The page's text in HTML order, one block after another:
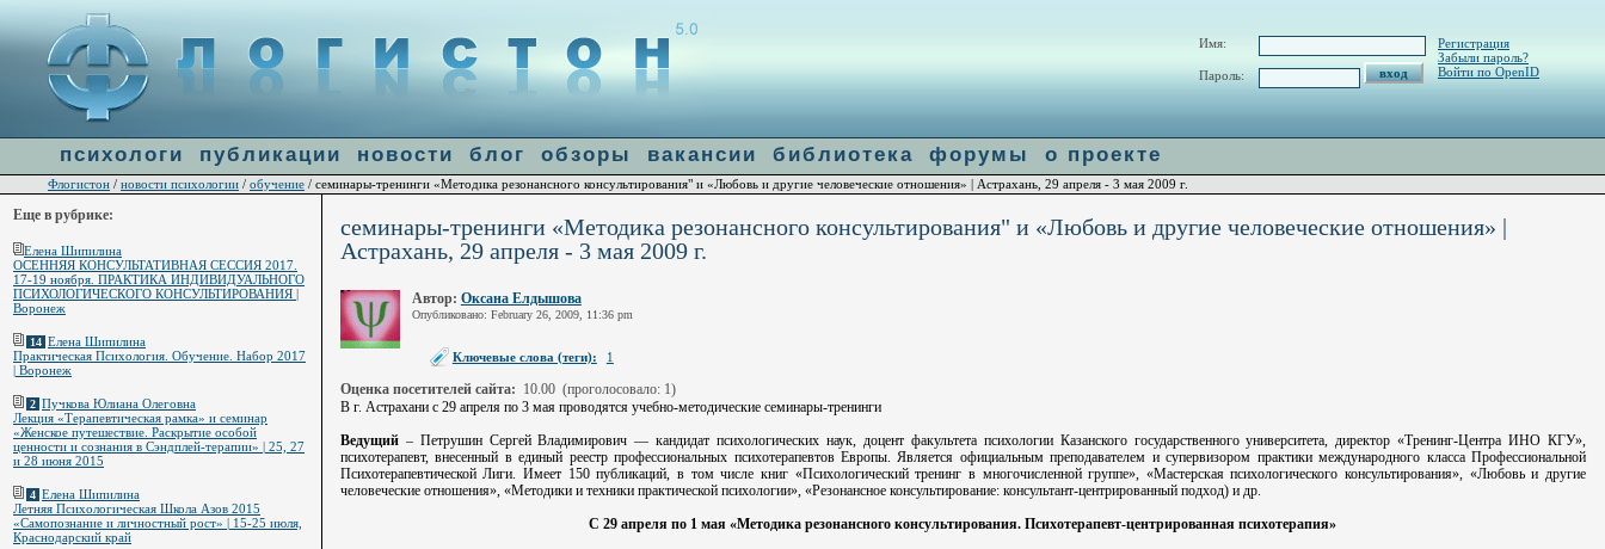
: file_get_contents(http://ulogin.ru/token.php?token=&host=flogiston.ru) [ ]: failed to open stream: Connection refused in
семинары-тренинги «Методика резонансного консультирования" и «Любовь и другие человеческие отношения» |
Астрахань, 29 апреля - 3 мая 2009 г.
Автор: Оксана Елдышова
Опубликовано: February 26, 2009, 11:36 pm
Ключевые слова (теги): 1
Оценка посетителей сайта: 10.00 (проголосовало: 1)
В г. Астрахани с 29 апреля по 3 мая проводятся учебно-методические семинары-тренинги
Ведущий – Петрушин Сергей Владимирович — кандидат психологических наук, доцент факультета психологии Казанского государственного университета, директор «Тренинг-Центра ИНО КГУ»,
психотерапевт, внесенный в единый реестр профессиональных психотерапевтов Европы. Является официальным преподавателем и супервизором практики международного класса Профессиональной
Психотерапевтической Лиги. Имеет 150 публикаций, в том числе книг «Психологический тренинг в многочисленной группе», «Мастерская психологического консультирования», «Любовь и другие
человеческие отношения», «Методики и техники практической психологии», «Резонансное консультирование: консультант-центрированный подход) и др.
С 29 апреля по 1 мая «Методика резонансного консультирования. Психотерапевт-центрированная психотерапия»
Имя:
Пароль:
Регистрация
Забыли пароль?
Войти по OpenID
психологи публикации новости блог обзоры вакансии библиотека форумы о проекте
Флогистон / новости психологии / обучение / семинары-тренинги «Методика резонансного консультирования" и «Любовь и другие человеческие отношения» | Астрахань, 29 апреля - 3 мая 2009 г.
Еще в рубрике:
Елена Шипилина
ОСЕННЯЯ КОНСУЛЬТАТИВНАЯ СЕССИЯ 2017.
17-19 ноября. ПРАКТИКА ИНДИВИДУАЛЬНОГО
ПСИХОЛОГИЧЕСКОГО КОНСУЛЬТИРОВАНИЯ |
Воронеж
14 Елена Шипилина
Практическая Психология. Обучение. Набор 2017
| Воронеж
2 Пучкова Юлиана Олеговна
Лекция «Терапевтическая рамка» и семинар
«Женское путешествие. Раскрытие особой
ценности и сознания в Сэндплей-терапии» | 25, 27
и 28 июня 2015
4 Елена Шипилина
Летняя Психологическая Школа Азов 2015
«Самопознание и личностный рост» | 15-25 июля,
Краснодарский край